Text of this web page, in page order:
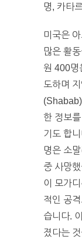
명, 카타
미국은
많은 활
원 400명
도하며
한 정보
기도 합
명은 소
중 사망
이 모가
적인 공
습니다.
졌다는